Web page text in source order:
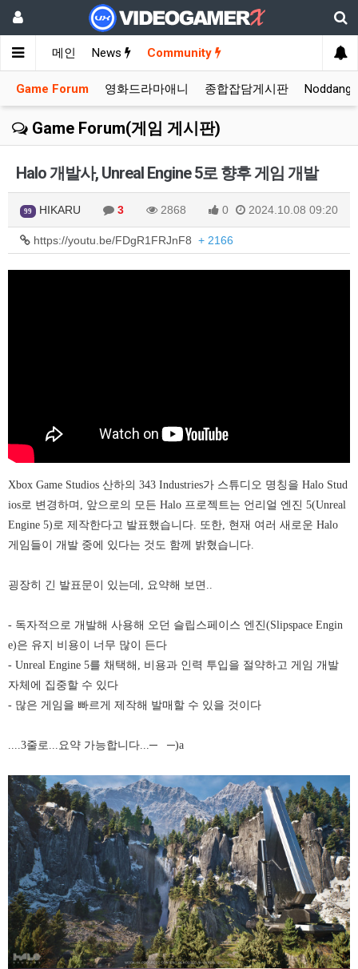
메인 News Community
Game Forum 영화드라마애니 종합잡담게시판 Noddang
Game Forum(게임 게시판)
Halo 개발사, Unreal Engine 5로 향후 게임 개발
99 HIKARU 3 2868 0 2024.10.08 09:20
https://youtu.be/FDgR1FRJnF8 + 2166
Xbox Game Studios 산하의 343 Industries가 스튜디오 명칭을 Halo Stud
ios로 변경하며, 앞으로의 모든 Halo 프로젝트는 언리얼 엔진 5(Unreal
Engine 5)로 제작한다고 발표했습니다. 또한, 현재 여러 새로운 Halo
게임들이 개발 중에 있다는 것도 함께 밝혔습니다.
굉장히 긴 발표문이 있는데, 요약해 보면..
- 독자적으로 개발해 사용해 오던 슬립스페이스 엔진(Slipspace Engin
e)은 유지 비용이 너무 많이 든다
- Unreal Engine 5를 채택해, 비용과 인력 투입을 절약하고 게임 개발
자체에 집중할 수 있다
- 많은 게임을 빠르게 제작해 발매할 수 있을 것이다
....3줄로...요약 가능합니다...─ ─)a